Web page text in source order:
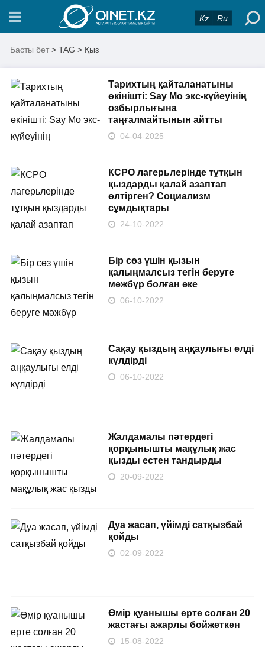
Kz Ru
Басты бет > TAG > Қыз
Тарихтың қайталанатыны
өкінішті: Say Mo экс-күйеуінің
озбырлығына
таңғалмайтынын айтты
04-04-2025
КСРО лагерьлерінде тұтқын
қыздарды қалай азаптап
өлтірген? Социализм
сұмдықтары
24-10-2022
Бір сөз үшін қызын
қалыңмалсыз тегін беруге
мәжбүр болған әке
06-10-2022
Сақау қыздың аңқаулығы елді
күлдірді
06-10-2022
Жалдамалы пәтердегі
қорқынышты мақұлық жас
қызды естен тандырды
20-09-2022
Дуа жасап, үйімді сатқызбай
қойды
02-09-2022
Өмір қуанышы ерте солған 20
жастағы ажарлы бойжеткен
15-08-2022